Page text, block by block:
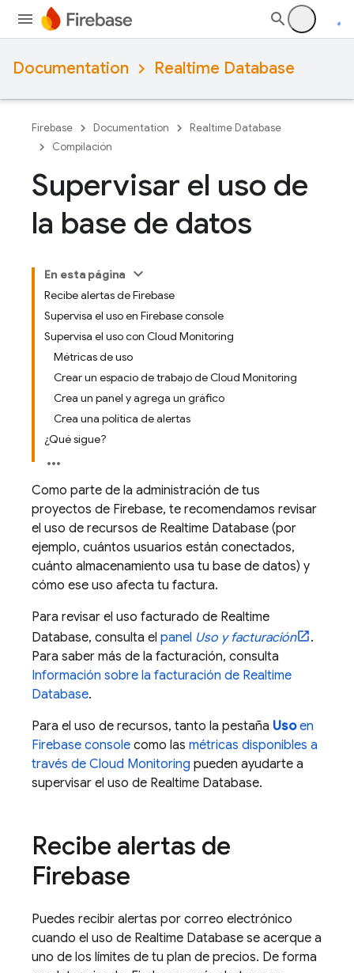
Documentation Realtime Database
Firebase Documentation
Realtime Database
Compilación
Supervisar el uso de
la base de datos
En esta página
Recibe alertas de Firebase
Supervisa el uso en Firebase console
Supervisa el uso con Cloud Monitoring
Métricas de uso
Crear un espacio de trabajo de Cloud Monitoring
Crea un panel y agrega un gráfico
Crea una política de alertas
¿Qué sigue?
Como parte de la administración de tus
proyectos de Firebase, te recomendamos revisar
el uso de recursos de Realtime Database (por
ejemplo, cuántos usuarios están conectados,
cuánto almacenamiento usa tu base de datos) y
cómo ese uso afecta tu factura.
Para revisar el uso facturado de Realtime
Database, consulta el panel Uso y facturación
.
Para saber más de la facturación, consulta
Información sobre la facturación de Realtime
Database.
Para el uso de recursos, tanto la pestaña Usoen
Firebase console como las métricas disponibles a
través de Cloud Monitoring pueden ayudarte a
supervisar el uso de Realtime Database.
Recibe alertas de
Firebase
Puedes recibir alertas por correo electrónico
cuando el uso de Realtime Database se acerque a
uno de los límites de tu plan de precios. De forma